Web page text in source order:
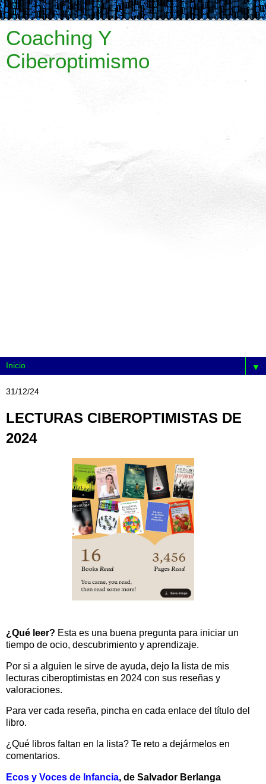
Coaching Y
Ciberoptimismo
▼
31/12/24
LECTURAS CIBEROPTIMISTAS DE
2024
¿Qué leer? Esta es una buena pregunta para iniciar un
tiempo de ocio, descubrimiento y aprendizaje.
Por si a alguien le sirve de ayuda, dejo la lista de mis
lecturas ciberoptimistas en 2024 con sus reseñas y
valoraciones.
Para ver cada reseña, pincha en cada enlace del título del
libro.
¿Qué libros faltan en la lista? Te reto a dejármelos en
comentarios.
Ecos y Voces de Infancia, de Salvador Berlanga